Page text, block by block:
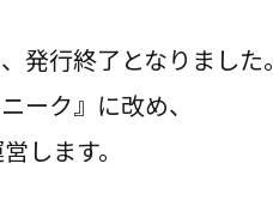
発行終了となりました。
ーク』に改め、
します。